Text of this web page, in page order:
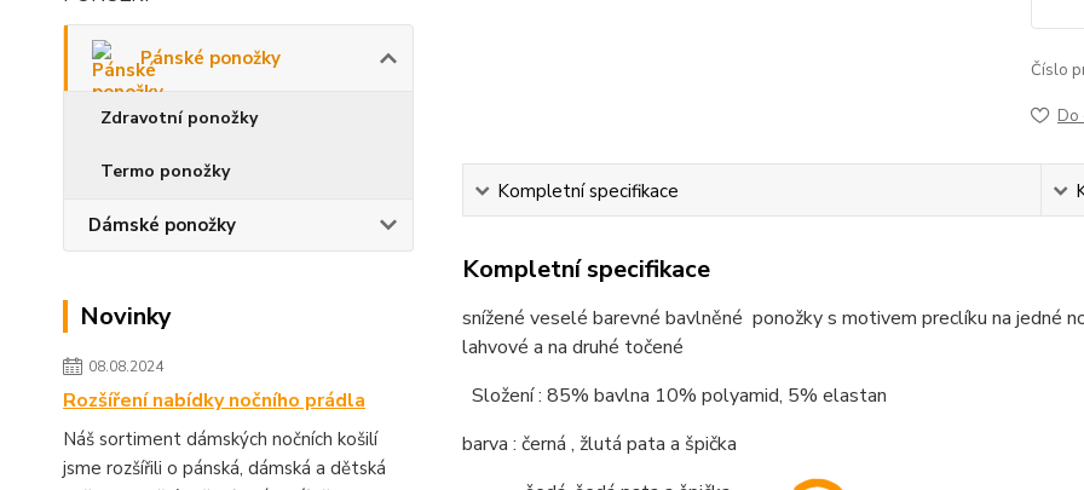
Pánské ponožky
Zdravotní ponožky
Termo ponožky
Dámské ponožky
Novinky
08.08.2024
Rozšíření nabídky nočního prádla
Náš sortiment dámských nočních košilí
jsme rozšířili o pánská, dámská a dětská
Číslo
Do
Kompletní specifikace
Kompletní specifikace
snížené veselé barevné bavlněné ponožky s motivem preclíku na jedné
lahvové a na druhé točené
Složení : 85% bavlna 10% polyamid, 5% elastan
barva : černá , žlutá pata a špička